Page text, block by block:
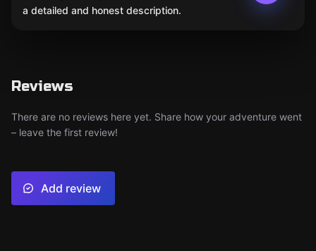
a detailed and honest description.
Reviews
There are no reviews here yet. Share how your adventure went
– leave the first review!
Add review